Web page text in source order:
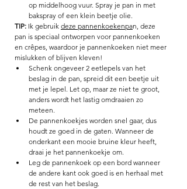
op middelhoog vuur. Spray je pan in met
bakspray of een klein beetje olie.
TIP: Ik gebruik deze pannenkoekenpan, deze
pan is speciaal ontworpen voor pannenkoeken
en crêpes, waardoor je pannenkoeken niet meer
mislukken of blijven kleven!
Schenk ongeveer 2 eetlepels van het
beslag in de pan, spreid dit een beetje uit
met je lepel. Let op, maar ze niet te groot,
anders wordt het lastig omdraaien zo
meteen.
De pannenkoekjes worden snel gaar, dus
houdt ze goed in de gaten. Wanneer de
onderkant een mooie bruine kleur heeft,
draai je het pannenkoekje om.
Leg de pannenkoek op een bord wanneer
de andere kant ook goed is en herhaal met
de rest van het beslag.